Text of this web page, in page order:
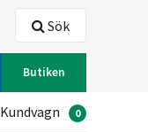
Butiken
Sök
Kundvagn 0